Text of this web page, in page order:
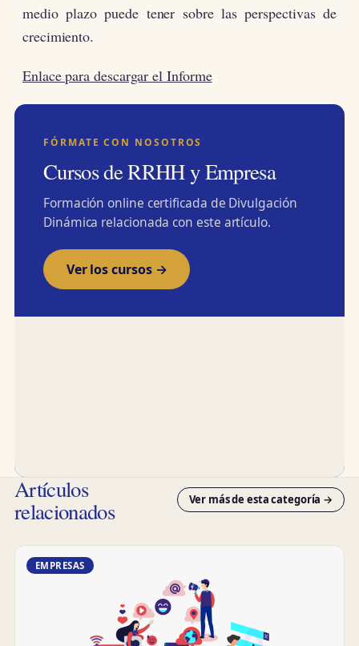
medio plazo puede tener sobre las perspectivas de
crecimiento.
Enlace para descargar el Informe
FÓRMATE CON NOSOTROS
Cursos de RRHH y Empresa
Formación online certificada de Divulgación
Dinámica relacionada con este artículo.
Ver los cursos →
Artículos
relacionados Ver más de esta categoría →
EMPRESAS